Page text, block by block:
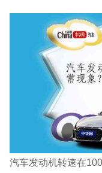
汽车发动机转速在